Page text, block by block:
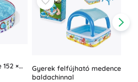
×
Gyerek felfújható medence
baldachinnal